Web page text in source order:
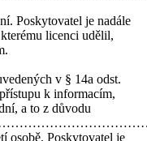
Poskytovatel je nadále
licenci udělil,
v § 14a odst.
k informacím,
a to z důvodu
osobě. Poskytovatel je